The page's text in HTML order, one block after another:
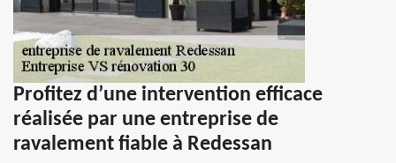
Profitez d’une intervention efficace
réalisée par une entreprise de
ravalement fiable à Redessan